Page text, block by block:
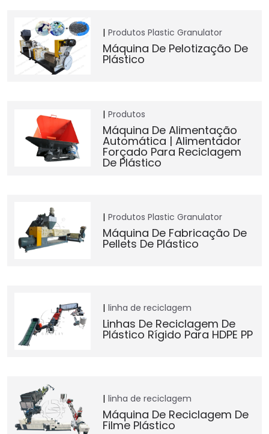
Produtos Plastic Granulator
Máquina De Pelotização De
Plástico
Produtos
Máquina De Alimentação
Automática | Alimentador
Forçado Para Reciclagem
De Plástico
Produtos Plastic Granulator
Máquina De Fabricação De
Pellets De Plástico
linha de reciclagem
Linhas De Reciclagem De
Plástico Rígido Para HDPE PP
linha de reciclagem
Máquina De Reciclagem De
Filme Plástico